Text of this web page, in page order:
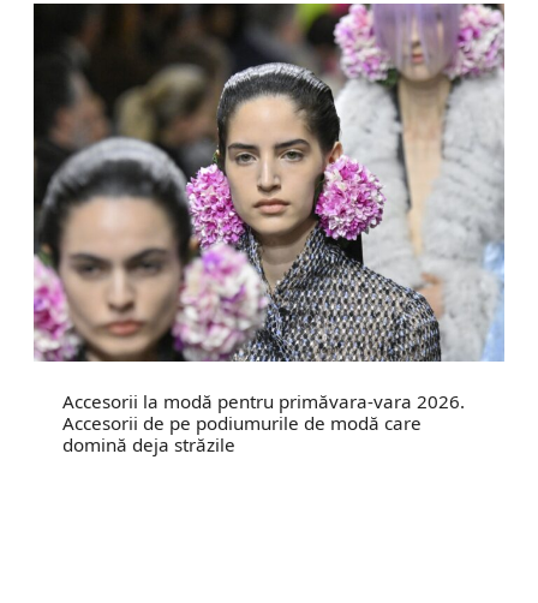
Accesorii la modă pentru primăvara-vara 2026.
Accesorii de pe podiumurile de modă care
domină deja străzile